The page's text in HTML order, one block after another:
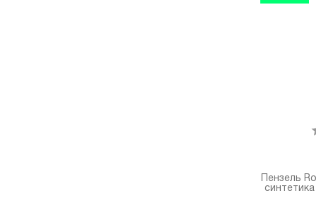
Пензель